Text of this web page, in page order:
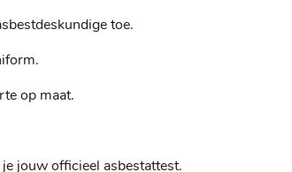
toe.
op maat.
jouw officieel asbestattest.